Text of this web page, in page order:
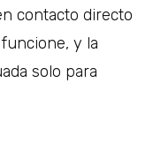
contacto directo
y la
solo para